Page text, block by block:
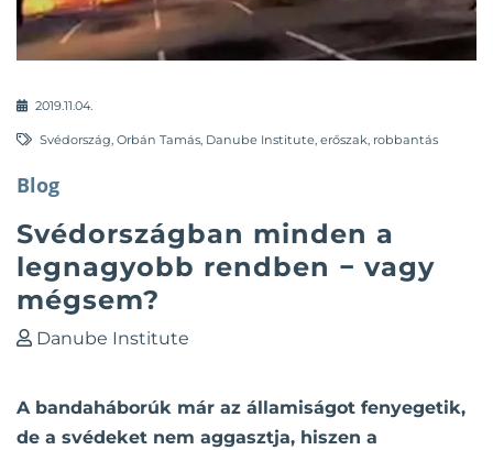
2019.11.04.
Svédország, Orbán Tamás, Danube Institute, erőszak, robbantás
Blog
Svédországban minden a
legnagyobb rendben − vagy
mégsem?
Danube Institute
A bandaháborúk már az államiságot fenyegetik,
de a svédeket nem aggasztja, hiszen a